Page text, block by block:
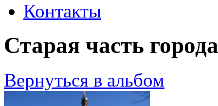
Контакты
Старая часть
Вернуться в альбом